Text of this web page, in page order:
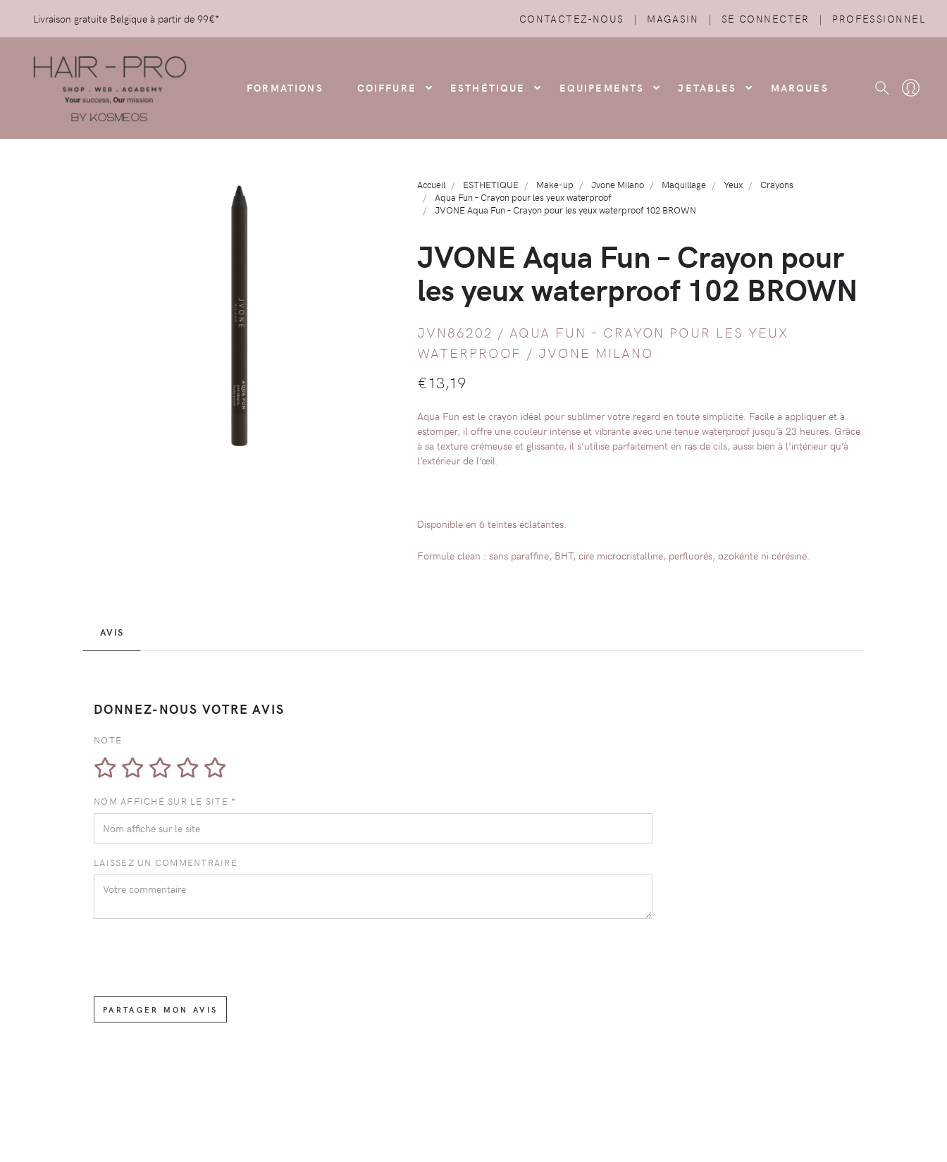
Livraison gratuite Belgique à partir de 99€* CONTACTEZ-NOUS | MAGASIN | SE CONNECTER | PROFESSIONNEL
FORMATIONS COIFFURE ESTHÉTIQUE EQUIPEMENTS JETABLES MARQUES
Accueil ESTHETIQUE Make-up Jvone Milano Maquillage Yeux
Crayons
Aqua Fun – Crayon pour les yeux waterproof
JVONE Aqua Fun – Crayon pour les yeux waterproof 102 BROWN
JVONE Aqua Fun – Crayon pour
les yeux waterproof 102 BROWN
JVN86202 / AQUA FUN – CRAYON POUR LES YEUX
WATERPROOF / JVONE MILANO
€13,19
Aqua Fun est le crayon idéal pour sublimer votre regard en toute simplicité. Facile à appliquer et à
estomper, il offre une couleur intense et vibrante avec une tenue waterproof jusqu’à 23 heures. Grâce
à sa texture crémeuse et glissante, il s’utilise parfaitement en ras de cils, aussi bien à l’intérieur qu’à
l’extérieur de l’œil.
Disponible en 6 teintes éclatantes.
Formule clean : sans paraffine, BHT, cire microcristalline, perfluorés, ozokérite ni cérésine.
AVIS
DONNEZ-NOUS VOTRE AVIS
NOTE
NOM AFFICHÉ SUR LE SITE *
LAISSEZ UN COMMENTRAIRE
PARTAGER MON AVIS